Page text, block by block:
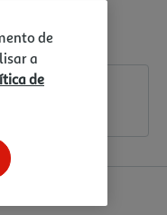
de
a
de